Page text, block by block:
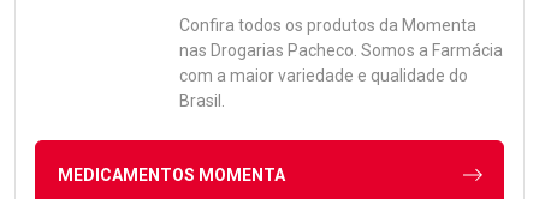
Confira todos os produtos da Momenta
nas Drogarias Pacheco. Somos a Farmácia
com a maior variedade e qualidade do
Brasil.
MEDICAMENTOS MOMENTA